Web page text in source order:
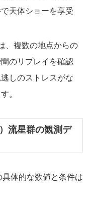
天体ショーを享受
、複数の地点からの
のリプレイを確認
しのストレスがな
。
流星群の観測デ
体的な数値と条件は